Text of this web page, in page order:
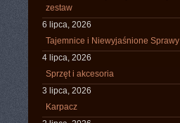
zestaw
6 lipca, 2026
Tajemnice i Niewyjaśnione Sprawy
4 lipca, 2026
Sprzęt i akcesoria
3 lipca, 2026
Karpacz